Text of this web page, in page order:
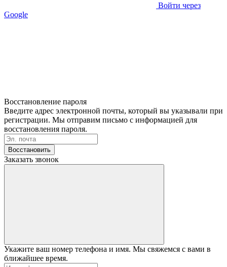
Войти через
Google
Восстановление пароля
Введите адрес электронной почты, который вы указывали при
регистрации. Мы отправим письмо с информацией для
восстановления пароля.
Восстановить
Заказать звонок
Укажите ваш номер телефона и имя. Мы свяжемся с вами в
ближайшее время.